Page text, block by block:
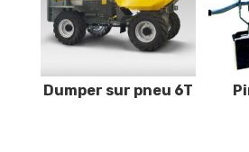
Dumper sur pneu 6T